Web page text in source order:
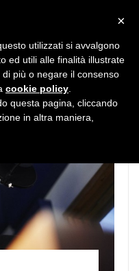
×
utilizzati si avvalgono
ed utili alle finalità illustrate
più o negare il consenso
cookie policy
questa pagina, cliccando
in altra maniera,